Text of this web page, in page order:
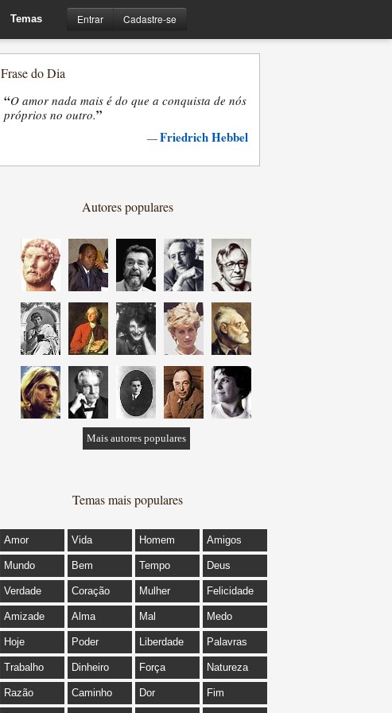
Temas Entrar Cadastre-se
Frase do Dia
“O amor nada mais é do que a conquista de nós
próprios no outro.”
—Friedrich Hebbel
Autores populares
Mais autores populares
Temas mais populares
Amor Vida Homem Amigos
Mundo Bem Tempo Deus
Verdade Coração Mulher Felicidade
Amizade Alma Mal Medo
Hoje Poder Liberdade Palavras
Trabalho Dinheiro Força Natureza
Razão Caminho Dor Fim